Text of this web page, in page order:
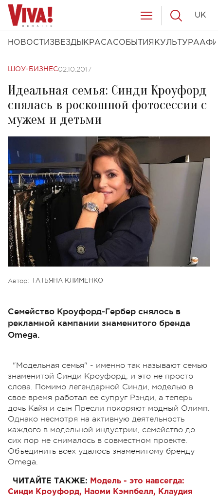
НОВОСТИ ЗВЕЗДЫ КРАСАСОБЫТИЯ КУЛЬТУРА
UK
ШОУ-БИЗНЕС02.10.2017
Идеальная семья: Синди Кроуфорд
снялась в роскошной фотосессии с
мужем и детьми
Автор: ТАТЬЯНА КЛИМЕНКО
Семейство Кроуфорд-Гербер снялось в
рекламной кампании знаменитого бренда
Omega.
"Модельная семья" - именно так называют семью
знаменитой Синди Кроуфорд, и это не просто
слова. Помимо легендарной Синди, моделью в
свое время работал ее супруг Рэнди, а теперь
дочь Кайя и сын Пресли покоряют модный Олимп.
Однако несмотря на активную деятельность
каждого в модельной индустрии, семейство до
сих пор не снималось в совместном проекте.
Объединить всех удалось знаменитому бренду
Omega.
ЧИТАЙТЕ ТАКЖЕ: Модель - это навсегда:
Синди Кроуфорд, Наоми Кэмпбелл, Клаудия